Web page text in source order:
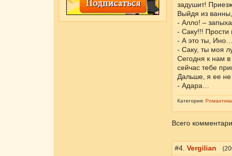
задушит!
Выйдя из
- Алло! –
- Саку!!! Прости
- А это ты,
- Саку, ты моя
Сегодня к нам
сейчас тебе
Дальше, я ее не
- Адара…
Категория: Романтика
Всего
#4. Vergilian (